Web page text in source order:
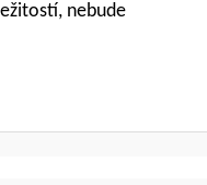
nebude